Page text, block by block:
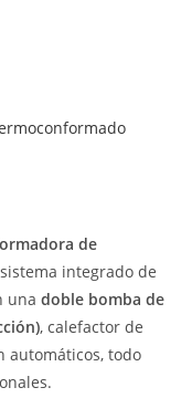
de
integrado de
unadoble bomba de
, calefactor de
automáticos, todo